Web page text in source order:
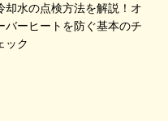
却水の点検方法を解説！オ
バーヒートを防ぐ基本のチ
ック